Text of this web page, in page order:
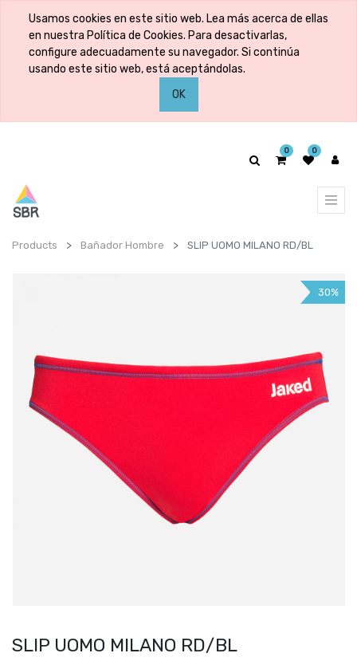
Usamos cookies en este sitio web. Lea más acerca de ellas
en nuestra Política de Cookies. Para desactivarlas,
configure adecuadamente su navegador. Si continúa
usando este sitio web, está aceptándolas.
OK
0 0
Products Bañador Hombre SLIP UOMO MILANO RD/BL
30%
SLIP UOMO MILANO RD/BL